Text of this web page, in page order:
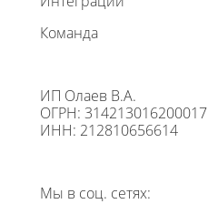
Команда
ИП Олаев В.А.
ОГРН: 314213016200017
ИНН: 212810656614
Мы в соц. сетях: